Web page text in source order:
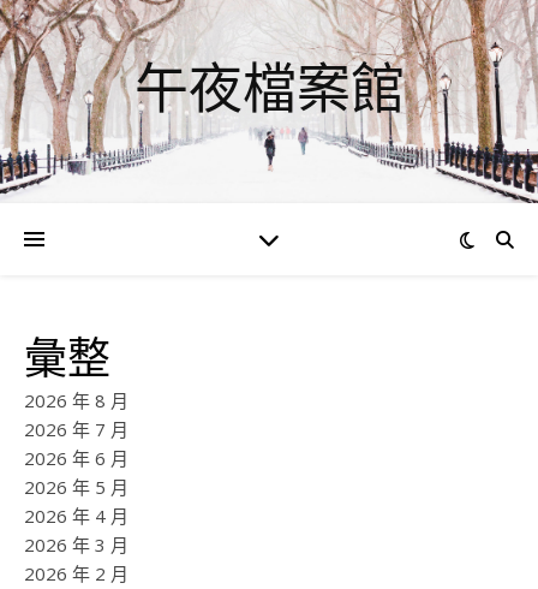
午夜檔案館
彙整
2026 年 8 月
2026 年 7 月
2026 年 6 月
2026 年 5 月
2026 年 4 月
2026 年 3 月
2026 年 2 月